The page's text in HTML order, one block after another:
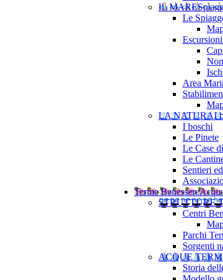
IL MARE
Le
Area
LA NATURAI
I boschi
Le Pinete
Le Case
Le
Sentieri
Terme Benessere
STRUTTURE
Centri
Parchi
Sorgenti
ACQUE
Storia